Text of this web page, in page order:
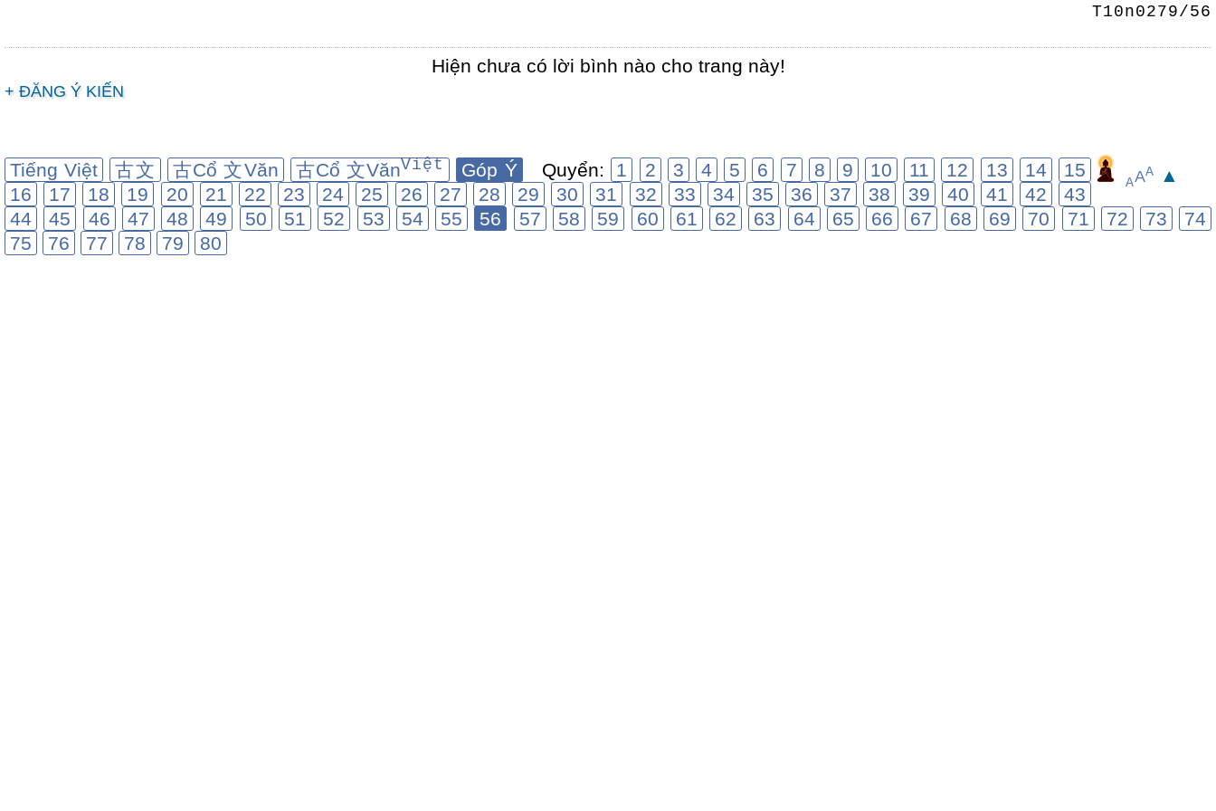
T10n0279/56
Hiện chưa có lời bình nào cho trang này!
+ ĐĂNG Ý KIẾN
Tiếng Việt 古文 古Cổ 文Văn 古Cổ 文VănViệt Góp Ý
AAA ▲
Quyển: 1 2 3 4 5 6 7 8 9 10 11 12 13 14
15
16
17 18 19 20 21 22 23 24 25 26 27 28 29 30 31 32 33 34 35 36 37 38 39 40 41 42
43
44
45 46 47 48 49 50 51 52 53 54 55 56 57 58 59 60 61 62 63 64 65 66 67 68 69 70 71 72 73
74
75
76 77 78 79 80